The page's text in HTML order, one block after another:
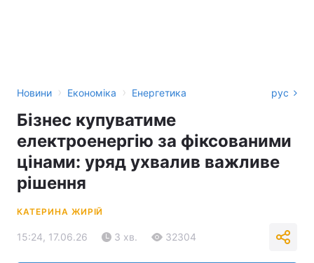
Новини › Економіка › Енергетика рус
Бізнес купуватиме
електроенергію за фіксованими
цінами: уряд ухвалив важливе
рішення
КАТЕРИНА ЖИРІЙ
15:24, 17.06.26 3 хв. 32304